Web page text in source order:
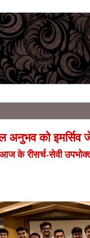
को इमर्सिव
आज के रीसर्च-सेवी